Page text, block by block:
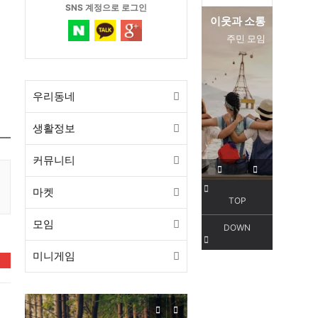
이웃과 소통
주민 모임
TOP
DOWN
SNS 계정으로 로그인
우리동네
생활정보
커뮤니티
마켓
모임
미니게임